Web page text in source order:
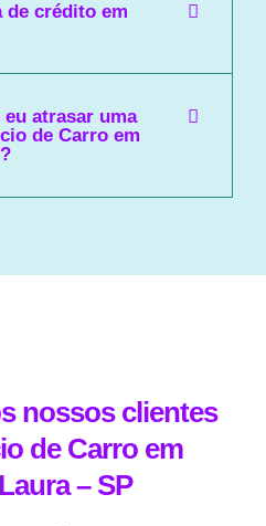
de crédito em
eu atrasar uma
de Carro em
nossos clientes
de Carro em
– SP